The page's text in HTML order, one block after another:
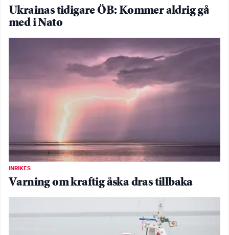
Ukrainas tidigare ÖB: Kommer aldrig gå
med i Nato
INRIKES
Varning om kraftig åska dras tillbaka